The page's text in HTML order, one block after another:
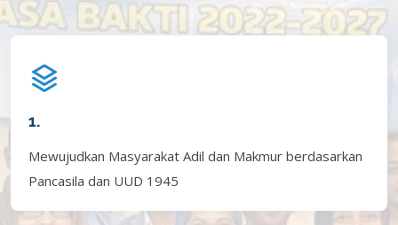
1.
Mewujudkan Masyarakat Adil dan Makmur berdasarkan
Pancasila dan UUD 1945